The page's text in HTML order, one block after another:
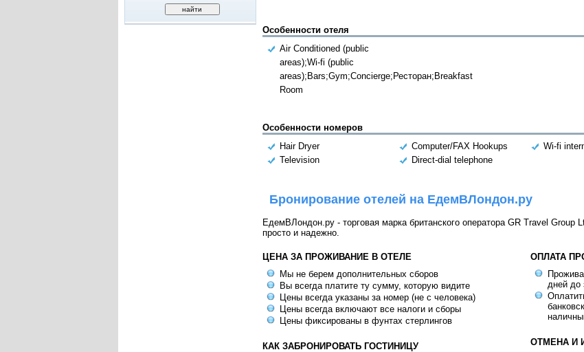
Особенности отеля
Air Conditioned (public
areas);Wi-fi (public
areas);Bars;Gym;Concierge;Ресторан;Breakfast
Room
Особенности номеров
Hair Dryer
Computer/FAX Hookups Wi-fi
Television
Direct-dial telephone
Бронирование отелей на ЕдемВЛондон.ру
ЕдемВЛондон.ру - торговая марка британского оператора GR Travel Group
просто и надежно.
ЦЕНА ЗА ПРОЖИВАНИЕ В ОТЕЛЕ
Мы не берем дополнительных сборов
Вы всегда платите ту сумму, которую видите
Цены всегда указаны за номер (не с человека)
Цены всегда включают все налоги и сборы
Цены фиксированы в фунтах стерлингов
КАК ЗАБРОНИРОВАТЬ ГОСТИНИЦУ
ОПЛАТА
дней до
ОТМЕНА И